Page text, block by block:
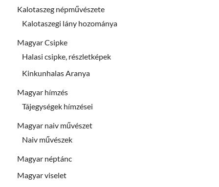
Kalotaszeg népművészete
Kalotaszegi lány hozománya
Magyar Csipke
Halasi csipke, részletképek
Kinkunhalas Aranya
Magyar hímzés
Tájegységek hímzései
Magyar naiv művészet
Naiv művészek
Magyar néptánc
Magyar viselet